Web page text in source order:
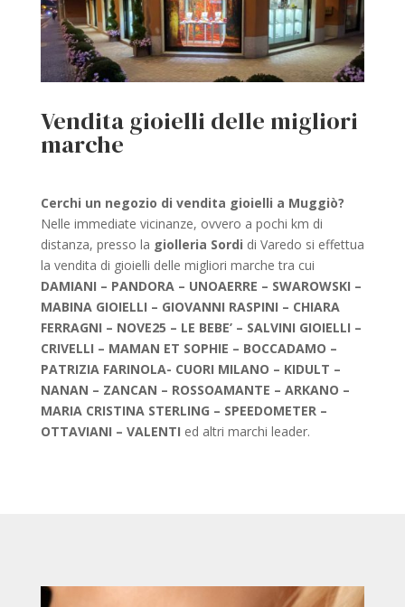
Vendita gioielli delle migliori
marche
Cerchi un negozio di vendita gioielli a Muggiò?
Nelle immediate vicinanze, ovvero a pochi km di
distanza, presso la giolleria Sordi di Varedo si effettua
la vendita di gioielli delle migliori marche tra cui
DAMIANI – PANDORA – UNOAERRE – SWAROWSKI –
MABINA GIOIELLI – GIOVANNI RASPINI – CHIARA
FERRAGNI – NOVE25 – LE BEBE’ – SALVINI GIOIELLI –
CRIVELLI – MAMAN ET SOPHIE – BOCCADAMO –
PATRIZIA FARINOLA- CUORI MILANO – KIDULT –
NANAN – ZANCAN – ROSSOAMANTE – ARKANO –
MARIA CRISTINA STERLING – SPEEDOMETER –
OTTAVIANI – VALENTI ed altri marchi leader.